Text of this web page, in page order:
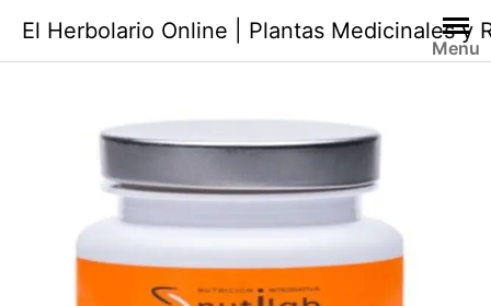
contenido
El Herbolario Online | Plantas Medicinales y
Menu